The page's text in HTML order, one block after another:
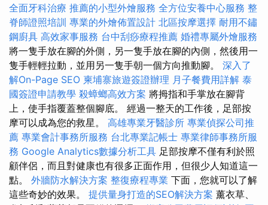
全面牙科治療 推薦的小型外燴服務 全方位安養中心服務 整
脊師證照培訓 專業的外燴佈置設計 北區按摩選擇 耐用不鏽
鋼廚具 高效家事服務 台中刮痧療程推薦 婚禮專屬外燴服務
將一隻手放在腳的外側，另一隻手放在腳的內側，然後用一
隻手輕輕拉動，並用另一隻手朝一個方向推動腳。 深入了
解On-Page SEO 柬埔寨旅遊簽證辦理 月子餐費用詳解 泰
國簽證申請教學 殺蟑螂高效方案 將拇指和手掌放在腳背
上，使手指覆蓋整個腳底。 經過一整天的工作後，足部按
摩可以成為您的救星。 高雄專業牙醫診所 專業偵探公司推
薦 專業會計事務所服務 台北專業記帳士 專業律師事務所服
務 Google Analytics數據分析工具 足部按摩不僅有利於照
顧伴侶，而且對健康也有很多正面作用，但很少人知道這一
點。 外牆防水解決方案 整復療程專業 下面，您就可以了解
這些奇妙的效果。 提供量身打造的SEO解決方案 薰衣草、